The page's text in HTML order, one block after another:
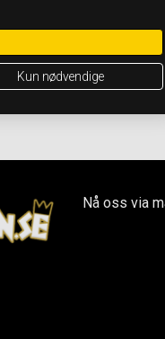
Nå oss via
Kun nødvendige